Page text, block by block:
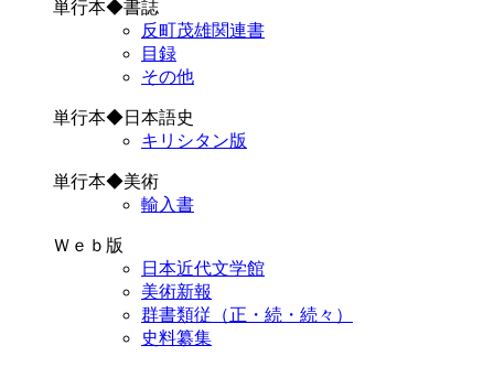
単行本◆書誌
反町茂雄関連書
目録
その他
単行本◆日本語史
キリシタン版
単行本◆美術
輸入書
Ｗｅｂ版
日本近代文学館
美術新報
群書類従（正・続・続々）
史料纂集